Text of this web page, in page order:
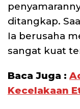
ditangkap.
Ia berusaha
sangat kuat
Baca Juga :
Kecelakaan